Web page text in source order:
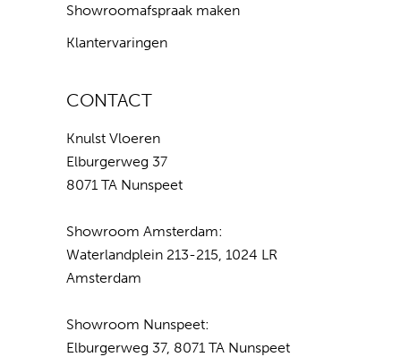
Showroomafspraak maken
Klantervaringen
CONTACT
Knulst Vloeren
Elburgerweg 37
8071 TA Nunspeet
Showroom Amsterdam:
Waterlandplein 213-215, 1024 LR
Amsterdam
Showroom Nunspeet:
Elburgerweg 37, 8071 TA Nunspeet